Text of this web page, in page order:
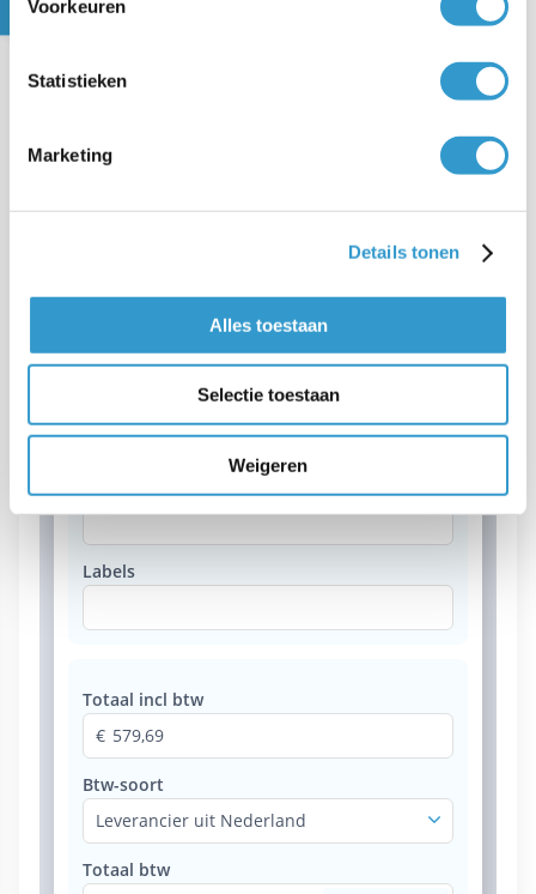
Voorkeuren
Statistieken
Marketing
Details tonen
Alles toestaan
Selectie toestaan
Weigeren
Klik in de boeking bij Mogelijke koppelingenop
Categorie
Verkoopkosten
Labels
Totaal incl btw
579,69
Btw-soort
Leverancier uit Nederland
Totaal btw